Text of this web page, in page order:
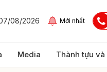
08/2026 Mới nhất
Media Thành tựu và